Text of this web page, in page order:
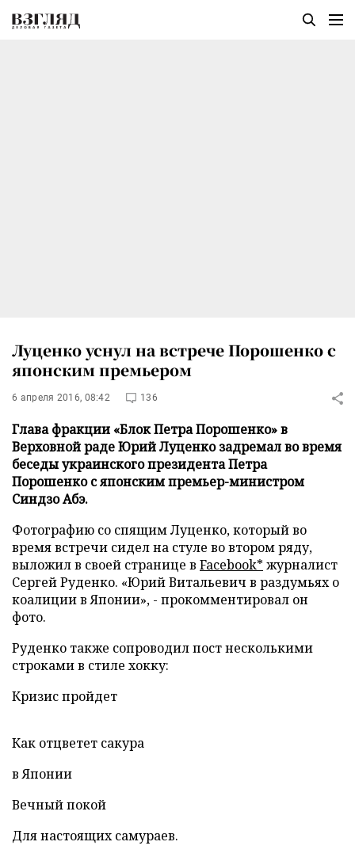
Луценко уснул на встрече Порошенко с
японским премьером
6 апреля 2016, 08:42 136
Глава фракции «Блок Петра Порошенко» в
Верховной раде Юрий Луценко задремал во время
беседы украинского президента Петра
Порошенко с японским премьер-министром
Синдзо Абэ.
Фотографию со спящим Луценко, который во
время встречи сидел на стуле во втором ряду,
выложил в своей странице в Facebook* журналист
Сергей Руденко. «Юрий Витальевич в раздумьях о
коалиции в Японии», - прокомментировал он
фото.
Руденко также сопроводил пост несколькими
строками в стиле хокку:
Кризис пройдет
Как отцветет сакура
в Японии
Вечный покой
Для настоящих самураев.